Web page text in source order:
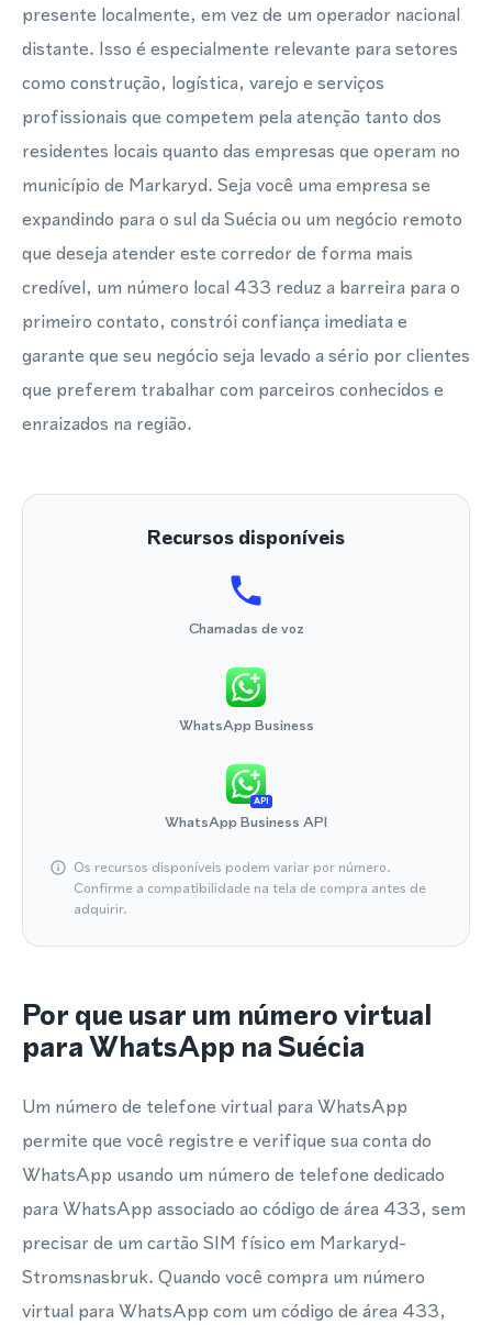
presente localmente, em vez de um operador nacional
distante. Isso é especialmente relevante para setores
como construção, logística, varejo e serviços
profissionais que competem pela atenção tanto dos
residentes locais quanto das empresas que operam no
município de Markaryd. Seja você uma empresa se
expandindo para o sul da Suécia ou um negócio remoto
que deseja atender este corredor de forma mais
credível, um número local 433 reduz a barreira para o
primeiro contato, constrói confiança imediata e
garante que seu negócio seja levado a sério por clientes
que preferem trabalhar com parceiros conhecidos e
enraizados na região.
Recursos disponíveis
Chamadas de voz
WhatsApp Business
API
WhatsApp Business API
Os recursos disponíveis podem variar por número.
Confirme a compatibilidade na tela de compra antes de
adquirir.
Por que usar um número virtual
para WhatsApp na Suécia
Um número de telefone virtual para WhatsApp
permite que você registre e verifique sua conta do
WhatsApp usando um número de telefone dedicado
para WhatsApp associado ao código de área 433, sem
precisar de um cartão SIM físico em Markaryd-
Stromsnasbruk. Quando você compra um número
virtual para WhatsApp com um código de área 433,